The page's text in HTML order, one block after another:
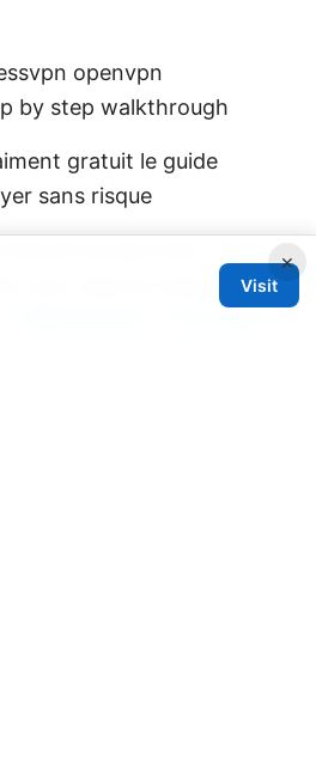
openvpn
by step walkthrough
gratuit le guide
sans risque
access with
your step by step guide
整安装指南、常见问题与
×
Visit